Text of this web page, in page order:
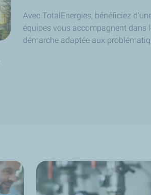
Avec TotalEnergies, bénéficiez
équipes vous accompagnent dans
démarche adaptée aux